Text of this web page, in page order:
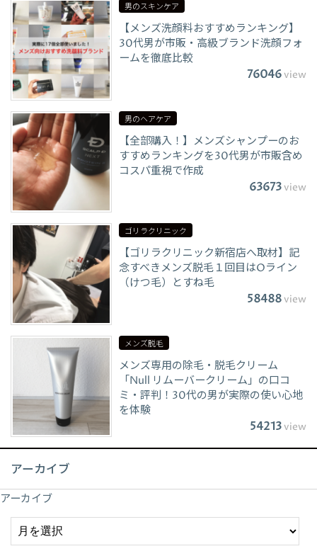
男のスキンケア
【メンズ洗顔料おすすめランキング】
30代男が市販・高級ブランド洗顔フォ
ームを徹底比較
76046view
男のヘアケア
【全部購入！】メンズシャンプーのお
すすめランキングを30代男が市販含め
コスパ重視で作成
63673view
ゴリラクリニック
【ゴリラクリニック新宿店へ取材】記
念すべきメンズ脱毛１回目はOライン
（けつ毛）とすね毛
58488view
メンズ脱毛
メンズ専用の除毛・脱毛クリーム
「Null リムーバークリーム」の口コ
ミ・評判！30代の男が実際の使い心地
を体験
54213view
アーカイブ
アーカイブ